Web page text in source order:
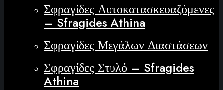
Σφραγίδες Αυτοκατασκευαζόμενες
– Sfragides Athina
Σφραγίδες Μεγάλων Διαστάσεων
Σφραγίδες Στυλό – Sfragides
Athina